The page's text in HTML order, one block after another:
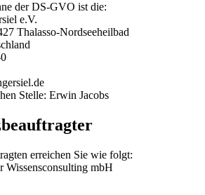
der DS-GVO ist die:
e.V.
Thalasso-Nordseeheilbad
Stelle: Erwin Jacobs
erreichen Sie wie folgt:
Wissensconsulting mbH